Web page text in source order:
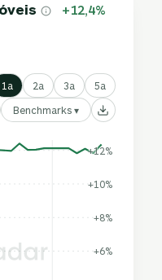
+12,4%
1a 2a 3a 5a
Benchmarks ▾
+6%
+8%
+10%
+12%